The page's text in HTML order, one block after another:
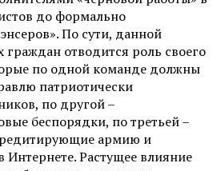
до формально
По сути, данной
граждан отводится роль своего
по одной команде должны
патриотически
по другой –
беспорядки, по третьей –
армию и
Интернете. Растущее влияние